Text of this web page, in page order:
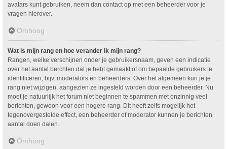
avatars kunt gebruiken, neem dan contact op met een beheerder voor je
vragen hierover.
Omhoog
Wat is mijn rang en hoe verander ik mijn rang?
Rangen, welke verschijnen onder je gebruikersnaam, geven een indicatie
over het aantal berchten dat je hebt gemaakt of om bepaalde gebruikers te
identificeren, bijv. moderators en beheerders. Over het algemeen kun je je
rang niet wijzigen, aangezien ze ingesteld worden door een beheerder. Nu
moet je natuurlijk het forum niet beginnen te spammen met onzinnig veel
berichten, gewoon voor een hogere rang. Dit heeft zelfs mogelijk het
tegenovergestelde effect, een beheerder of moderator kunnen je berichten
aantal doen dalen.
Omhoog